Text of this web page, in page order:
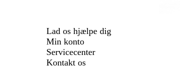
Lad os hjælpe dig
Min konto
Servicecenter
Kontakt os